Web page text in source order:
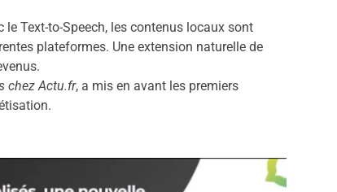
le Text-to-Speech, les contenus locaux sont
plateformes. Une extension naturelle de
chez Actu.fr, a mis en avant les premiers